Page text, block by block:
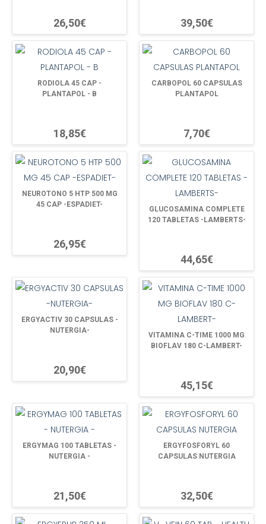
26,50€ 39,50€
RODIOLA 45 CAP -
PLANTAPOL - B
18,85€
CARBOPOL 60 CAPSULAS
PLANTAPOL
7,70€
NEUROTONO 5 HTP 500 MG
45 CAP -ESPADIET-
26,95€
GLUCOSAMINA COMPLETE
120 TABLETAS -LAMBERTS-
44,65€
ERGYACTIV 30 CAPSULAS -
NUTERGIA-
20,90€
VITAMINA C-TIME 1000 MG
BIOFLAV 180 C-LAMBERT-
45,15€
ERGYMAG 100 TABLETAS -
NUTERGIA -
21,50€
ERGYFOSFORYL 60
CAPSULAS NUTERGIA
32,50€